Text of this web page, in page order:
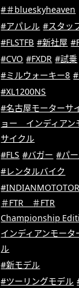
#＃blueskyheaven
#アパレル #スタッ
#FLSTFB #新社屋
#CVO #FXDR #試乗
#ミルウォーキー8
#XL1200NS
#名古屋モーターサ
ョー インディアン
サイクル
#FLS #バガー #パ
#レンタルバイク
＃FTR ＃FTR
Championship
インディアンモータ
ル
#新モデル
#ツーリングモデル